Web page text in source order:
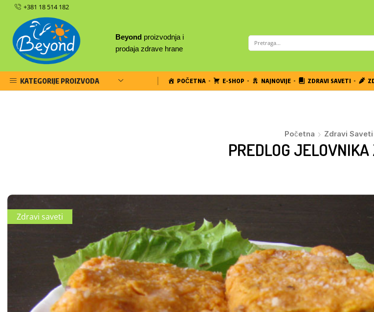
+381 18 514 182
Beyond proizvodnja i
prodaja zdrave hrane
KATEGORIJE PROIZVODA POČETNA E-SHOP NAJNOVIJE ZDRAVI SAVETI
Početna Zdravi Saveti
PREDLOG
Zdravi saveti